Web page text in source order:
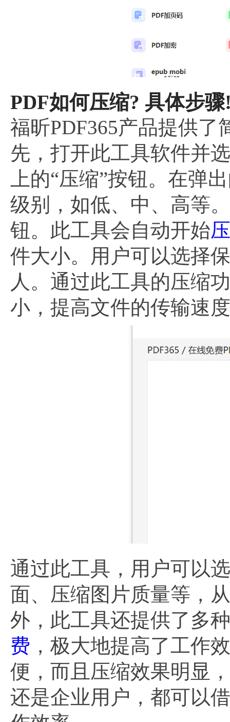
PDF如何压缩? 具体步
福昕PDF365产品提供了
先，打开此工具软件并
上的“压缩”按钮。在弹
级别，如低、中、高等
钮。此工具会自动开始
件大小。用户可以选择
人。通过此工具的压缩
小，提高文件的传输速
通过此工具，用户可以
面、压缩图片质量等，
外，此工具还提供了多
费 ，极大地提高了工作
便，而且压缩效果明显
还是企业用户，都可以